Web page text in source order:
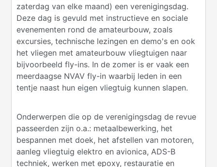
zaterdag van elke maand) een verenigingsdag.
Deze dag is gevuld met instructieve en sociale
evenementen rond de amateurbouw, zoals
excursies, technische lezingen en demo's en ook
het vliegen met amateurbouw vliegtuigen naar
bijvoorbeeld fly-ins. In de zomer is er vaak een
meerdaagse NVAV fly-in waarbij leden in een
tentje naast hun eigen vliegtuig kunnen slapen.
Onderwerpen die op de verenigingsdag de revue
passeerden zijn o.a.: metaalbewerking, het
bespannen met doek, het afstellen van motoren,
aanleg vliegtuig elektro en avionica, ADS-B
techniek, werken met epoxy, restauratie en